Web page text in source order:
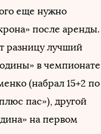
еще нужно
после аренды.
разницу лучший
в чемпионате
(набрал 15+2 по
пас»), другой
на первом